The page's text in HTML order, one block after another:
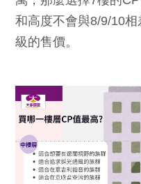
和高度不會與8/9/10
級的售價。